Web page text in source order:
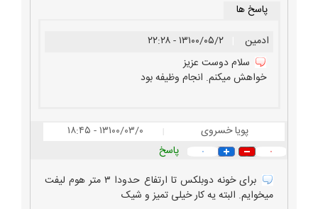
پاسخ ها
ادمین
۱۳۱۰۰/۰۵/۲ - ۲۲:۲۸
سلام دوست عزیز
خواهش میکنم. انجام وظیفه بود
پویا خسروی | ۱۳۱۰۰/۰۳/۰ - ۱۸:۴۵
۰ ۰
پاسخ
برای خونه دوبلکس تا ارتفاع حدودا ۳ متر هوم لیفت
میخوایم. البته یه کار خیلی تمیز و شیک